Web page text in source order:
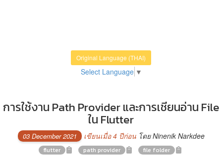
Original Language (THAI)
Select Language ▼
การใช้งาน Path Provider และการเชียนอ่าน File
ใน Flutter
03 December 2021 เขียนเมื่อ 4 ปีก่อนโดย Ninenik Narkdee
flutter path provider
file folder